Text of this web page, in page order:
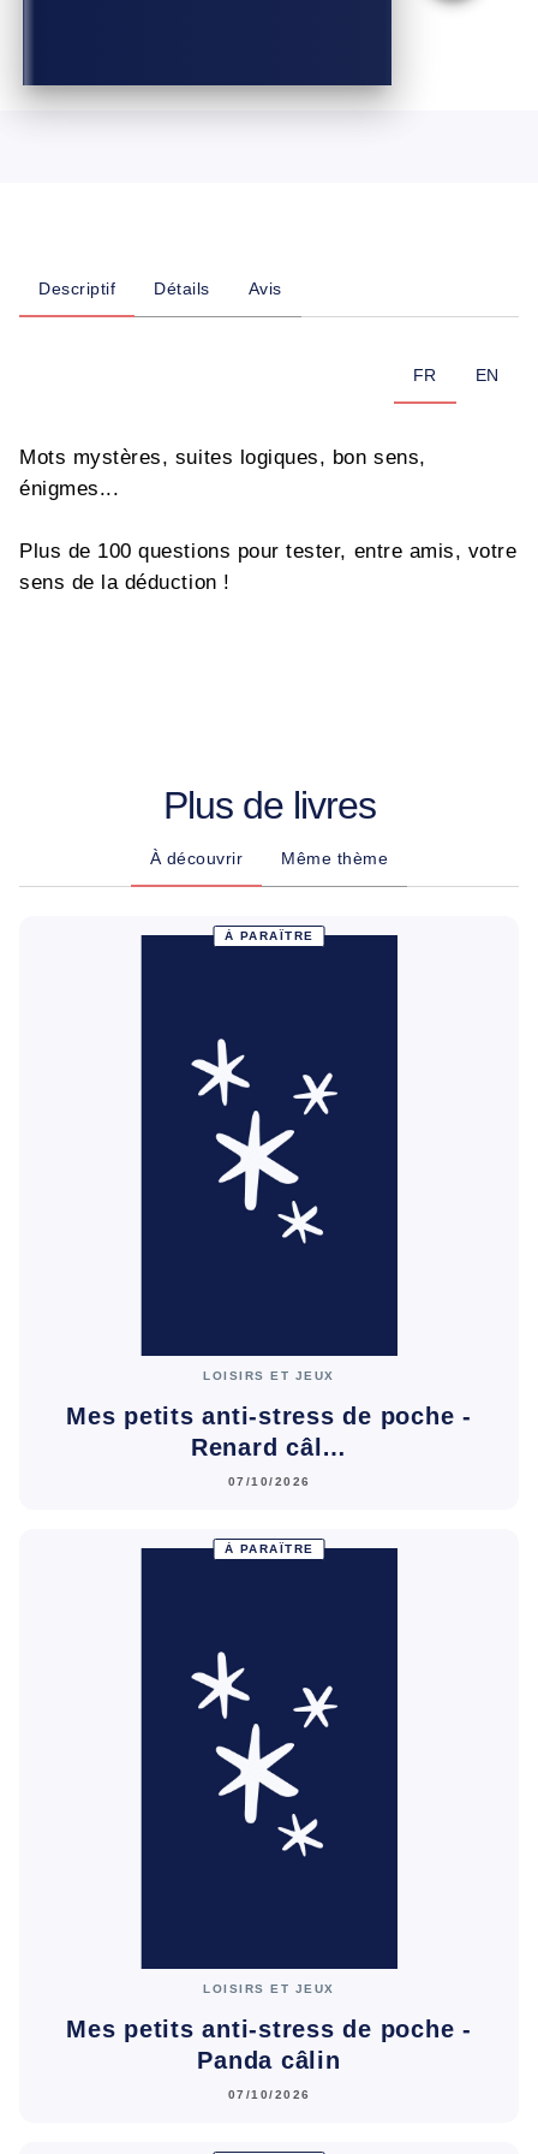
Descriptif Détails Avis
FR EN
Mots mystères, suites logiques, bon sens,
énigmes...
Plus de 100 questions pour tester, entre amis, votre
sens de la déduction !
Plus de livres
À découvrir Même thème
À PARAÎTRE
LOISIRS ET JEUX
Mes petits anti-stress de poche -
Renard câl…
07/10/2026
À PARAÎTRE
LOISIRS ET JEUX
Mes petits anti-stress de poche -
Panda câlin
07/10/2026